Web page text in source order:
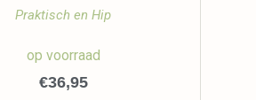
Praktisch en Hip
op voorraad
€36,95